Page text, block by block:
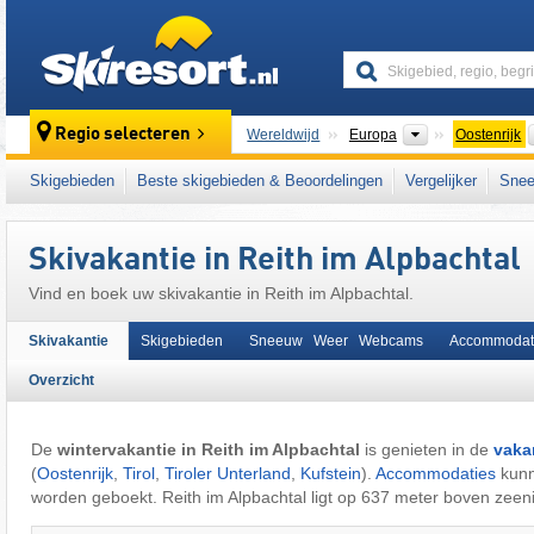
Regio selecteren Wereldwijd Europa Continenten
Oostenrijk
Deze plaats ligt ook in: Alpbachtal
centrale deel van de oostelijke Alpen
het
West-Europa, Midden-Europa, Europese
Skigebieden Beste skigebieden & Beoordelingen Vergelijker
Skivakantie in Reith im Alpbachtal
Vind en boek uw skivakantie in Reith im Alpbachtal.
Skivakantie
Overzicht
Skigebieden Sneeuw Weer Webcams
De wintervakantie in Reith im Alpbachtal is genieten in de
(Oostenrijk, Tirol, Tiroler Unterland Kufstein). Accommodaties
worden geboekt. Reith im Alpbachtal ligt op 637 meter boven